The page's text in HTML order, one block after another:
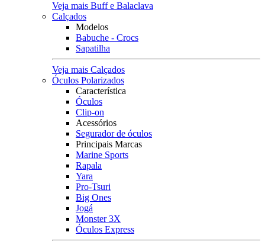
Veja mais Buff e Balaclava
Calçados
Modelos
Babuche - Crocs
Sapatilha
Veja mais Calçados
Óculos Polarizados
Característica
Óculos
Clip-on
Acessórios
Segurador de óculos
Principais Marcas
Marine Sports
Rapala
Yara
Pro-Tsuri
Big Ones
Jogá
Monster 3X
Óculos Express